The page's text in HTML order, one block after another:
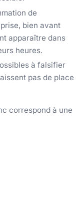
de
bien avant
apparaître dans
heures.
à falsifier
pas de place
correspond à une